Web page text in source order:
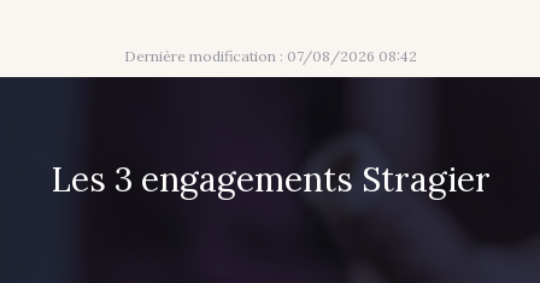
Dernière modification : 07/08/2026 08:42
Les 3 engagements Stragier